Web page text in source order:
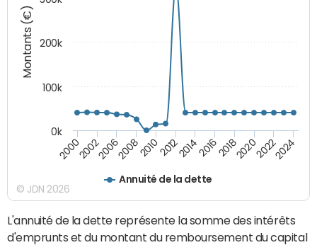
Montants (€)
Annuité de la dette
200020022006200820102012201420162018202020222024
0k
100k
200k
© JDN 2026
L'annuité de la dette représente la somme des intérêts
d'emprunts et du montant du remboursement du capital